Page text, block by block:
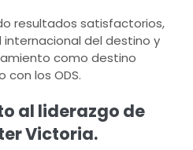
resultados satisfactorios,
del destino y
como destino
los ODS.
al liderazgo de
Victoria.